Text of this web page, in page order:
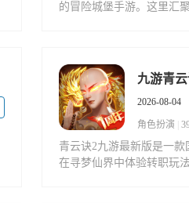
的冒险城堡手游。这里汇
九游青
2026-08-04
角色扮演
青云诀2九游最新版是一款
在寻梦仙界中体验转职玩